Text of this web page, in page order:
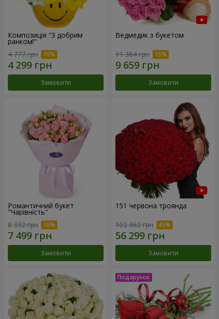
Композиція "З добрим
ранком!"
4 777 грн
Замовити
Ведмедик з букетом
11 364 грн
Замовити
Романтичний букет
"Чарівність"
8 332 грн
Замовити
151 червона троянда
102 362 грн
Замовити